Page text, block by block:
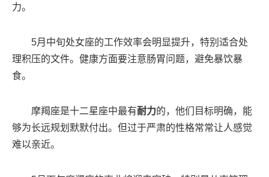
力。
5月中旬处女座的工作效率会明显提升，特别适合处
理积压的文件。健康方面要注意肠胃问题，避免暴饮暴
食。
摩羯座是十二星座中最有耐力的，他们目标明确，能
够为长远规划默默付出。但过于严肃的性格常常让人感觉
难以亲近。